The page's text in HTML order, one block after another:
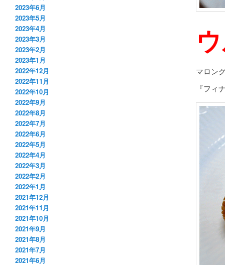
マロン
『フィ
2023年6月
2023年5月
2023年4月
2023年3月
2023年2月
2023年1月
2022年12月
2022年11月
2022年10月
2022年9月
2022年8月
2022年7月
2022年6月
2022年5月
2022年4月
2022年3月
2022年2月
2022年1月
2021年12月
2021年11月
2021年10月
2021年9月
2021年8月
2021年7月
2021年6月